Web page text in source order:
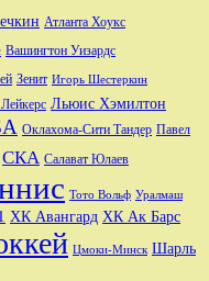
Атланта Хоукс
Вашингтон Уизардс
Зенит Игорь Шестеркин
Льюис Хэмилтон
Оклахома-Сити Тандер Павел
СКА Салават Юлаев
Тото Вольф Уралмаш
ХК Авангард ХК Ак Барс
Цмоки-Минск Шарль